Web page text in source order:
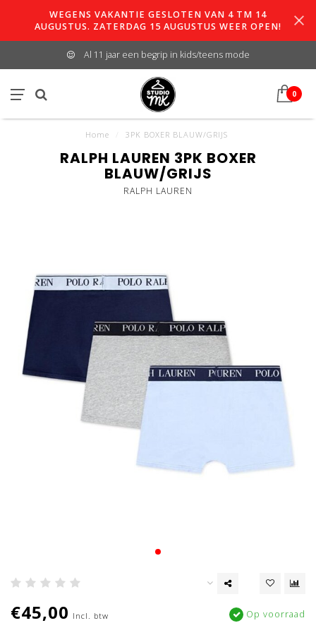
WEGENS VAKANTIE GESLOTEN VAN 4 TM 14
AUGUSTUS. ZATERDAG 15 AUGUSTUS WEER OPEN!
Al 11 jaar een begrip in kids/teens mode
0
Home 3PK BOXER BLAUW/GRIJS
RALPH LAUREN 3PK BOXER
BLAUW/GRIJS
RALPH LAUREN
€45,00 Incl. btw Op voorraad